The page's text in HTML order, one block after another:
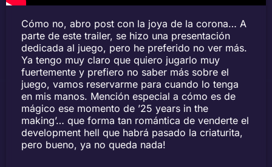
Cómo no, abro post con la joya de la corona… A
parte de este trailer, se hizo una presentación
dedicada al juego, pero he preferido no ver más.
Ya tengo muy claro que quiero jugarlo muy
fuertemente y prefiero no saber más sobre el
juego, vamos reservarme para cuando lo tenga
en mis manos. Mención especial a cómo es de
mágico ese momento de ’25 years in the
making’… que forma tan romántica de venderte el
development hell que habrá pasado la criaturita,
pero bueno, ya no queda nada!